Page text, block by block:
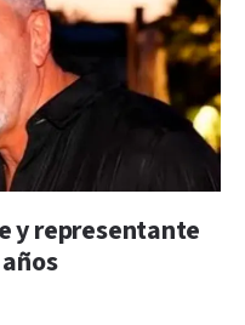
y representante